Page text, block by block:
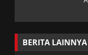
BERITA LAINNYA